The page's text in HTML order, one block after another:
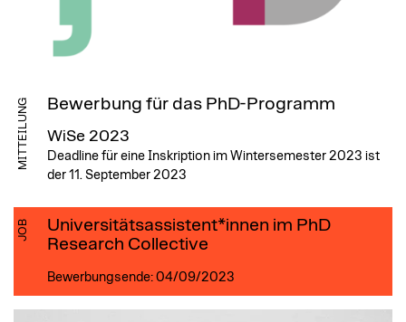
MITTEILUNG Bewerbung für das PhD-Programm
WiSe 2023
Deadline für eine Inskription im Wintersemester 2023 ist
der 11. September 2023
JOB
Universitäts­assistent*innen im PhD
Research Collective
Bewerbungsende: 04/09/2023